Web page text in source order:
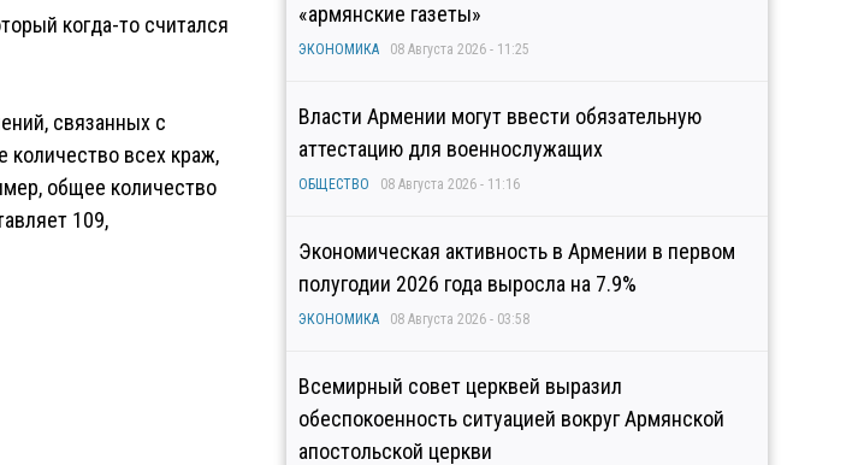
когда-то считался
связанных с
количество всех краж,
общее количество
109,
«армянские газеты»
ЭКОНОМИКА 08 Августа 2026 - 11:25
Власти Армении могут ввести обязательную
аттестацию для военнослужащих
ОБЩЕСТВО 08 Августа 2026 - 11:16
Экономическая активность в Армении в первом
полугодии 2026 года выросла на 7.9%
ЭКОНОМИКА 08 Августа 2026 - 03:58
Всемирный совет церквей выразил
обеспокоенность ситуацией вокруг Армянской
апостольской церкви